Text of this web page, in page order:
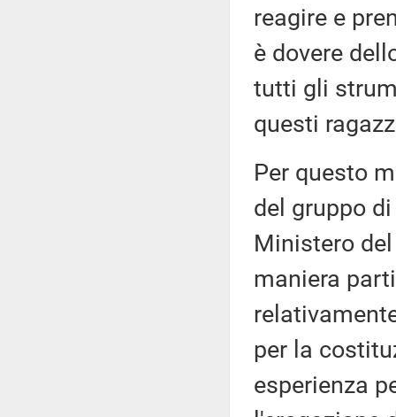
reagire e
è dovere
tutti gli
questi
Per questo
del gruppo
Ministero
maniera
per la
esperienza